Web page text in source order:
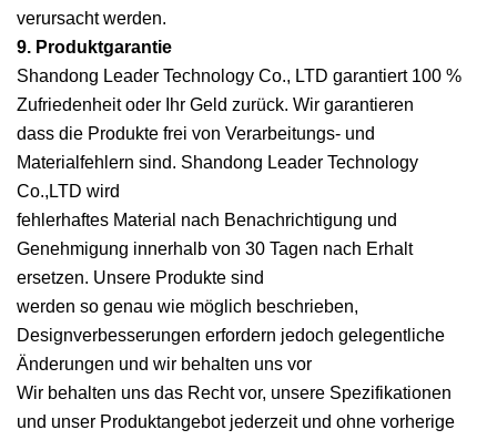
verursacht werden.
9. Produktgarantie
Shandong Leader Technology Co., LTD garantiert 100 %
Zufriedenheit oder Ihr Geld zurück. Wir garantieren
dass die Produkte frei von Verarbeitungs- und
Materialfehlern sind. Shandong Leader Technology
Co.,LTD wird
fehlerhaftes Material nach Benachrichtigung und
Genehmigung innerhalb von 30 Tagen nach Erhalt
ersetzen. Unsere Produkte sind
werden so genau wie möglich beschrieben,
Designverbesserungen erfordern jedoch gelegentliche
Änderungen und wir behalten uns vor
Wir behalten uns das Recht vor, unsere Spezifikationen
und unser Produktangebot jederzeit und ohne vorherige